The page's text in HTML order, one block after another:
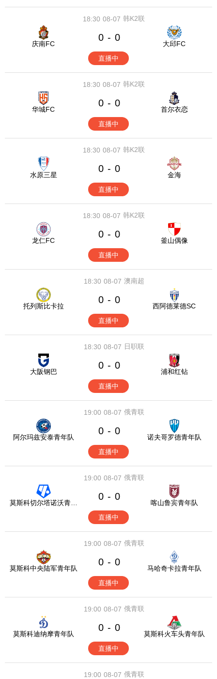
08-07
18:30 韩K2联
庆南FC
0 - 0
大邱FC
直播中
08-07
18:30 韩K2联
华城FC
0 - 0
首尔衣恋
直播中
08-07
18:30 韩K2联
水原三星
0 - 0
金海
直播中
08-07
18:30 韩K2联
龙仁FC
0 - 0
釜山偶像
直播中
08-07
18:30 澳南超
托列斯比卡拉
0 - 0
西阿德莱德SC
直播中
08-07
18:30 日职联
大阪钢巴
0 - 0
浦和红钻
直播中
08-07
19:00 俄青联
阿尔玛兹安泰青年队
0 - 0
诺夫哥罗德青年队
直播中
08-07
19:00 俄青联
莫斯科切尔塔诺沃青年
0 - 0
喀山鲁宾青年队
直播中
08-07
19:00 俄青联
莫斯科中央陆军青年队
0 - 0
马哈奇卡拉青年队
直播中
08-07
19:00 俄青联
莫斯科迪纳摩青年队
0 - 0
莫斯科火车头青年队
直播中
08-07
19:00 俄青联